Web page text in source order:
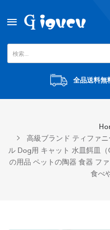
全品送料無
高級ブランド ティファ
ル Dog用 キャット 水皿餌皿
の用品 ペットの陶器 食器 フ
食べ